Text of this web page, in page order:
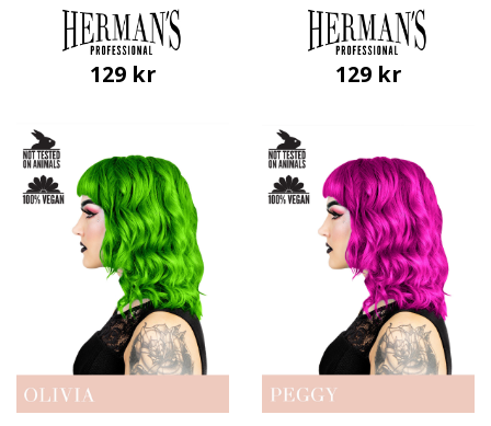
129 kr 129 kr